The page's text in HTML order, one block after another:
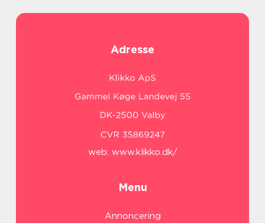
Adresse
web: www.klikko.dk/
Menu
Annoncering